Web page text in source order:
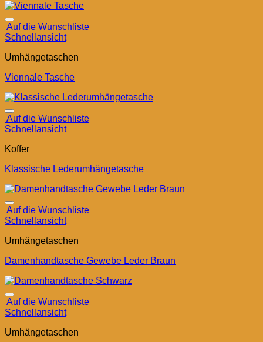
Auf die Wunschliste
Schnellansicht
Umhängetaschen
Viennale Tasche
Auf die Wunschliste
Schnellansicht
Koffer
Klassische Lederumhängetasche
Auf die Wunschliste
Schnellansicht
Umhängetaschen
Damenhandtasche Gewebe Leder Braun
Auf die Wunschliste
Schnellansicht
Umhängetaschen